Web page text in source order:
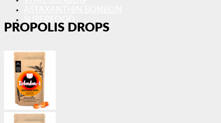
PROPOLIS DROPS